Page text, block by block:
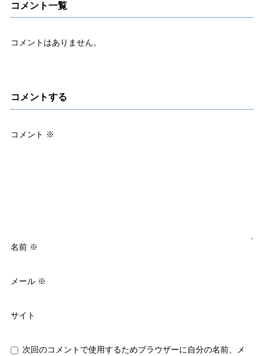
コメント一覧
コメントはありません。
コメントする
コメント ※
名前 ※
メール ※
サイト
次回のコメントで使用するためブラウザーに自分の名前、メ